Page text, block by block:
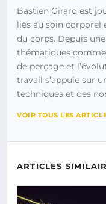
Bastien Girard est
liés au soin corporel
du corps. Depuis
thématiques
de perçage et
travail s’appuie sur
techniques et des
VOIR TOUS LES
ARTICLES